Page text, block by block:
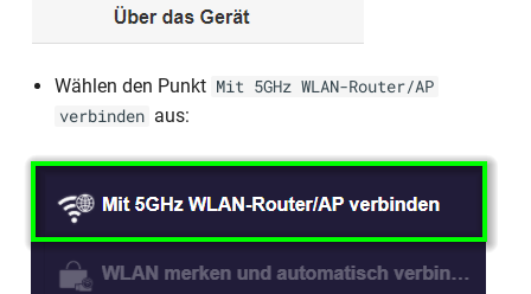
Wählen den Punkt Mit 5GHz WLAN-Router/AP
verbinden aus: